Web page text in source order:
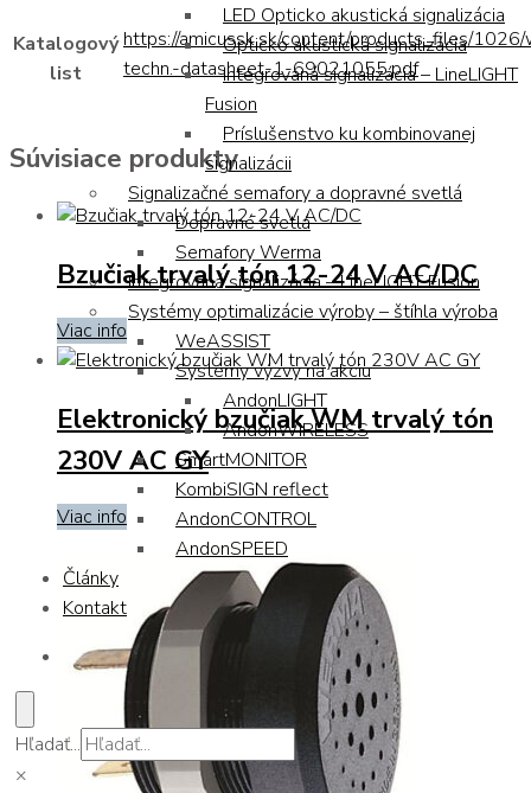
LED Opticko akustická signalizácia
Opticko akustická signalizácia
Integrovaná signalizácia – LineLIGHT
Fusion
Príslušenstvo ku kombinovanej
signalizácii
Signalizačné semafory a dopravné svetlá
Dopravné svetlá
Semafory Werma
Integrovaná signalizácia – LineLIGHT Fusion
Systémy optimalizácie výroby – štíhla výroba
WeASSIST
Systémy výzvy na akciu
AndonLIGHT
AndonWIRELESS
SmartMONITOR
KombiSIGN reflect
AndonCONTROL
AndonSPEED
Články
Kontakt
Hľadať...
×
Katalogový
list
https://amicussk.sk/content/products_files/
techn.-datasheet-1-69021055.pdf
Súvisiace produkty
Bzučiak trvalý tón 12-24 V AC/DC
Viac info
Elektronický bzučiak WM trvalý tón
230V AC GY
Viac info